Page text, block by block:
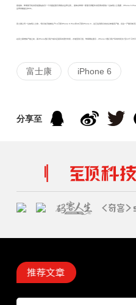
报道称，苹果新手机供应链面临的另一个问题是显示屏残次品率过高。据来自苹果一家显示屏配件供应商内部的一位知情人士透露，iPhone 6
品率则能超过85%。
富士康公司一位知情人士称，“我们每天能够生产14万部iPhone 6 Plus和40万部iPhone 6，这已达到我们有史以来最高产能，但这一产量仍然
在富士康增加产能之前，新iPhone预订用户或许还需等待更长时间，才能受到订货。苹果网站显示，iPhone 6预订用户等待时间为7至10个工作
富士康 iPhone 6
分享至